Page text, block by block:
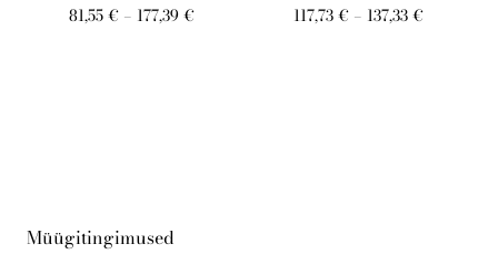
81,55 €– 177,39 €
117,73 €– 137,33 €
Müügitingimused